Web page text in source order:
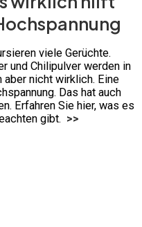
viele Gerüchte.
und Chilipulver werden in
aber nicht wirklich. Eine
Das hat auch
Erfahren Sie hier, was es
gibt. >>